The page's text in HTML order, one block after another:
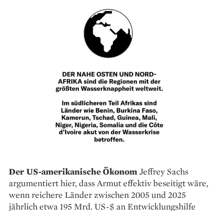
Der US-amerikanische Ökonom Jeffrey Sachs
argumentiert hier, dass Armut effektiv beseitigt wäre,
wenn reichere Länder zwischen 2005 und 2025
jährlich etwa 195 Mrd. US-$ an Entwicklungshilfe